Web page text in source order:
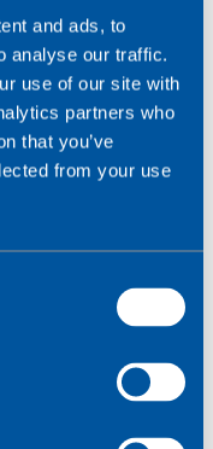
and ads, to
analyse our traffic.
use of our site with
partners who
that you’ve
from your use